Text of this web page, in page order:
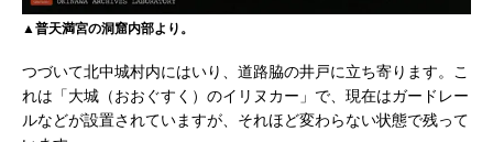
▲普天満宮の洞窟内部より。
つづいて北中城村内にはいり、道路脇の井戸に立ち寄ります。こ
れは「大城（おおぐすく）のイリヌカー」で、現在はガードレー
ルなどが設置されていますが、それほど変わらない状態で残って